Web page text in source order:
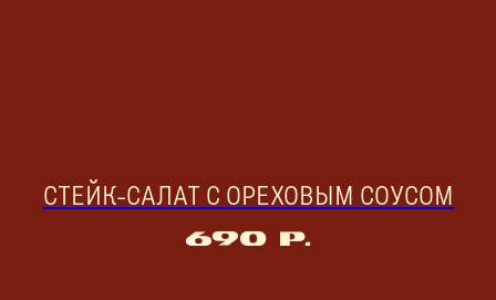
СТЕЙК-САЛАТ С ОРЕХОВЫМ СОУСОМ
690 р.